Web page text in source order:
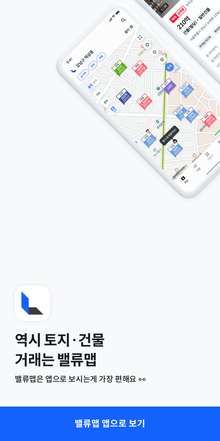
역시 토지·건물
거래는 밸류맵
밸류맵은 앱으로 보시는게 가장 편해요 👀
밸류맵 앱으로 보기